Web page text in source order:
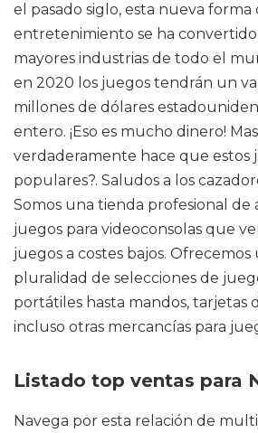
el pasado siglo, esta nueva forma
entretenimiento se ha
mayores industrias de todo el
en 2020 los juegos tendrán un
millones de dólares
entero. ¡Eso es mucho dinero!
verdaderamente hace que estos
populares?. Saludos a los
Somos una tienda profesional de
juegos para videoconsolas que
juegos a costes bajos. Ofrecemos
pluralidad de selecciones de
portátiles hasta mandos, tarjetas
incluso otras mercancías para
Listado top ventas para
Navega por esta relación de